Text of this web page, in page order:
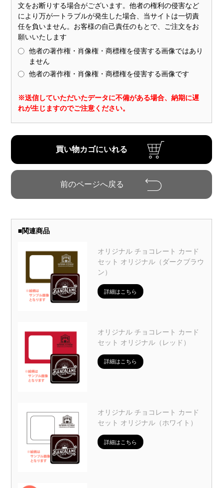
文をお断りする場合がございます。他者の権利の侵害など
により万が一トラブルが発生した場合、当サイトは一切責
任を負いません。お客様の自己責任のもとで、ご注文をお
願いいたします
他者の著作権・肖像権・商標権を侵害する画像ではあり
ません
他者の著作権・肖像権・商標権を侵害する画像です
※送信していただいたデータに不備がある場合、納期に遅
れが生じますのでご注意ください。
■関連商品
オリジナル チョコレート カード
セット オリジナル（ダークブラウ
ン）
詳細はこちら
オリジナル チョコレート カード
セット オリジナル（レッド）
詳細はこちら
オリジナル チョコレート カード
セット オリジナル（ホワイト）
詳細はこちら